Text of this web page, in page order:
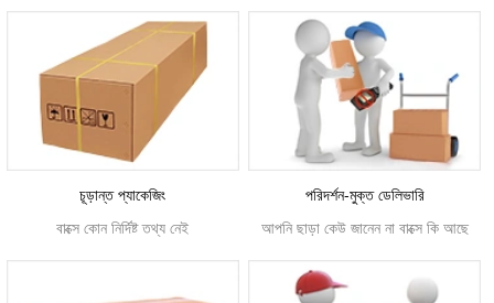
চূড়ান্ত প্যাকেজিং
বাক্সে কোন নির্দিষ্ট তথ্য নেই
পরিদর্শন-মুক্ত ডেলিভারি
আপনি ছাড়া কেউ জানেন না বাক্সে কি আছে